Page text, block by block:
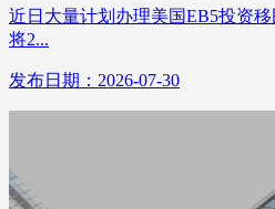
近日大量计划办理美国EB5投资
将2...
发布日期：2026-07-30